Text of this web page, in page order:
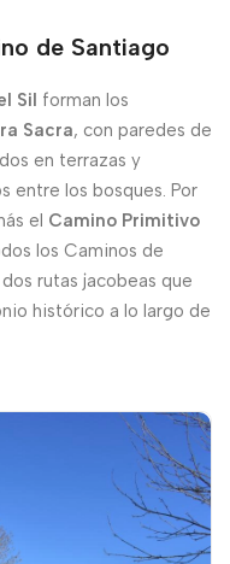
de Santiago
Sil forman los
Sacra, con paredes de
en terrazas y
entre los bosques. Por
el Camino Primitivo
los Caminos de
dos rutas jacobeas que
histórico a lo largo de